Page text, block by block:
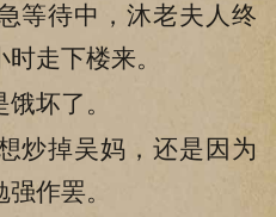
待中，沐老夫人终
走下楼来。
坏了。
掉吴妈，还是因为
作罢。